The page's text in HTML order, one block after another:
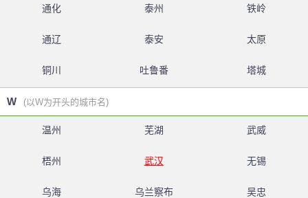
通化 泰州 铁岭
通辽 泰安 太原
铜川 吐鲁番 塔城
W (以W为开头的城市名)
温州 芜湖 武威
梧州 武汉 无锡
乌海 乌兰察布 吴忠